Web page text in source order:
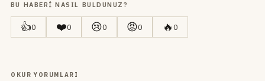
BU HABERI NASIL BULDUNUZ?
👍0 ❤️0 😢0 😡0 🔥0
OKUR YORUMLARI